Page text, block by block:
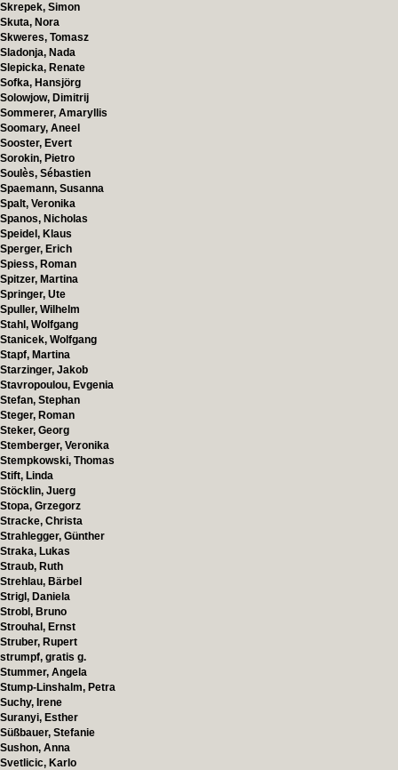
Skrepek, Simon
Skuta, Nora
Skweres, Tomasz
Sladonja, Nada
Slepicka, Renate
Sofka, Hansjörg
Solowjow, Dimitrij
Sommerer, Amaryllis
Soomary, Aneel
Sooster, Evert
Sorokin, Pietro
Soulès, Sébastien
Spaemann, Susanna
Spalt, Veronika
Spanos, Nicholas
Speidel, Klaus
Sperger, Erich
Spiess, Roman
Spitzer, Martina
Springer, Ute
Spuller, Wilhelm
Stahl, Wolfgang
Stanicek, Wolfgang
Stapf, Martina
Starzinger, Jakob
Stavropoulou, Evgenia
Stefan, Stephan
Steger, Roman
Steker, Georg
Stemberger, Veronika
Stempkowski, Thomas
Stift, Linda
Stöcklin, Juerg
Stopa, Grzegorz
Stracke, Christa
Strahlegger, Günther
Straka, Lukas
Straub, Ruth
Strehlau, Bärbel
Strigl, Daniela
Strobl, Bruno
Strouhal, Ernst
Struber, Rupert
strumpf, gratis g.
Stummer, Angela
Stump-Linshalm, Petra
Suchy, Irene
Suranyi, Esther
Süßbauer, Stefanie
Sushon, Anna
Svetlicic, Karlo